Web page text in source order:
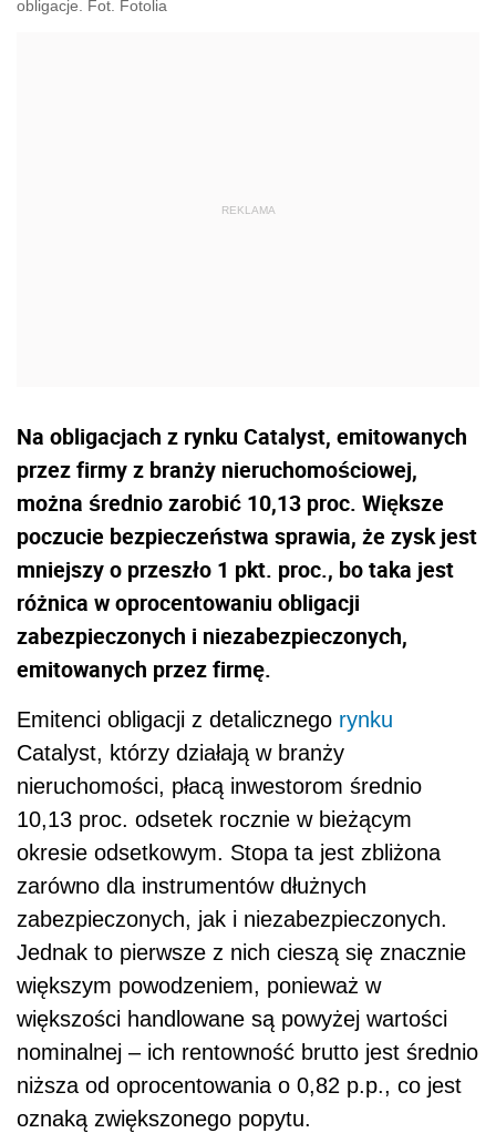
obligacje. Fot. Fotolia
Na obligacjach z rynku Catalyst, emitowanych
przez firmy z branży nieruchomościowej,
można średnio zarobić 10,13 proc. Większe
poczucie bezpieczeństwa sprawia, że zysk jest
mniejszy o przeszło 1 pkt. proc., bo taka jest
różnica w oprocentowaniu obligacji
zabezpieczonych i niezabezpieczonych,
emitowanych przez firmę.
Emitenci obligacji z detalicznego rynku
Catalyst, którzy działają w branży
nieruchomości, płacą inwestorom średnio
10,13 proc. odsetek rocznie w bieżącym
okresie odsetkowym. Stopa ta jest zbliżona
zarówno dla instrumentów dłużnych
zabezpieczonych, jak i niezabezpieczonych.
Jednak to pierwsze z nich cieszą się znacznie
większym powodzeniem, ponieważ w
większości handlowane są powyżej wartości
nominalnej – ich rentowność brutto jest średnio
niższa od oprocentowania o 0,82 p.p., co jest
oznaką zwiększonego popytu.